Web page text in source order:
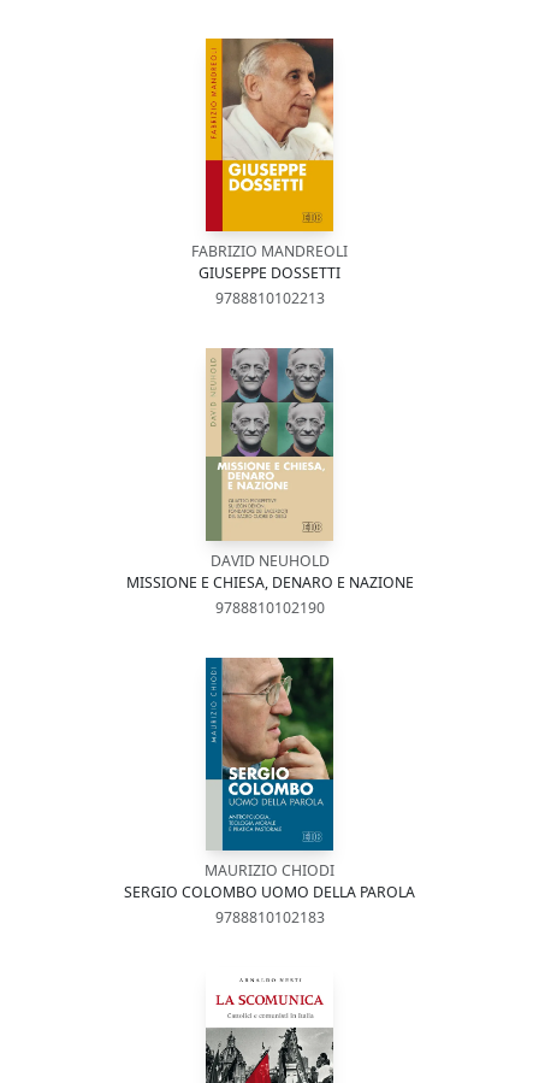
FABRIZIO MANDREOLI
GIUSEPPE DOSSETTI
9788810102213
DAVID NEUHOLD
MISSIONE E CHIESA, DENARO E NAZIONE
9788810102190
MAURIZIO CHIODI
SERGIO COLOMBO UOMO DELLA PAROLA
9788810102183